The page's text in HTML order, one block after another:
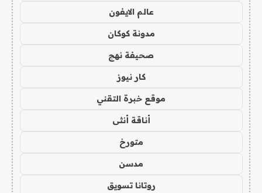
عالم الايفون
مدونة كوكان
صحيفة نهج
كار نيوز
موقع خبرة التقني
أناقة أنثى
متورخ
مدسن
روتانا تسويق